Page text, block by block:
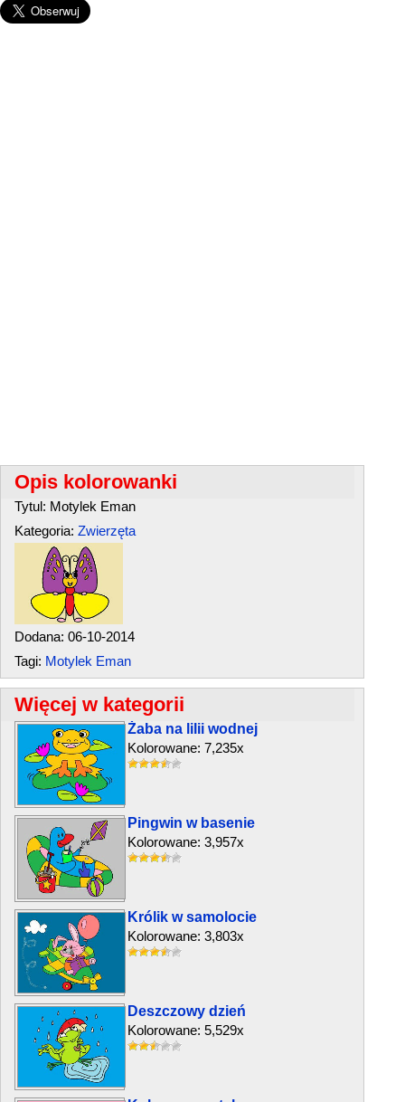
Opis kolorowanki
Tytul: Motylek Eman
Kategoria: Zwierzęta
Dodana: 06-10-2014
Tagi: Motylek Eman
Więcej w kategorii
Żaba na lilii wodnej
Kolorowane: 7,235x
Pingwin w basenie
Kolorowane: 3,957x
Królik w samolocie
Kolorowane: 3,803x
Deszczowy dzień
Kolorowane: 5,529x